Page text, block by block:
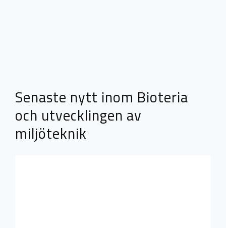
Senaste nytt inom Bioteria
och utvecklingen av
miljöteknik